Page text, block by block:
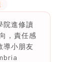
院進修讀
，責任感
導小朋友